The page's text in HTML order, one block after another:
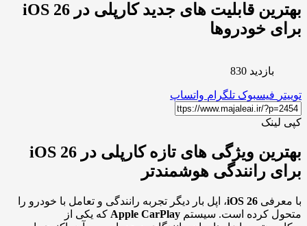
بهترین قابلیت های جدید کارپلی در iOS 26
خودروها
بازدید 830
فیسبوک تلگرام واتساپ
بهترین ویژگی های تازه کارپلی در iOS 26
رانندگی هوشمندتر
iOS 26، اپل بار دیگر تجربه رانندگی و تعامل با خودرو را
کرده است. سیستمApple CarPlayکه یکی از